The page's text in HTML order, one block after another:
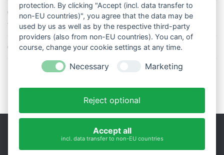
11 Dinge über den Luftdruck, die Sie garantiert noch nicht alle
wussten
Blitzstatistik Europa: Wo gewittert es am meisten?
protection. By clicking "Accept (incl. data transfer to
non-EU countries)", you agree that the data may be
used by us as well as by the respective third-party
providers (also from non-EU countries). You can, of
course, change your cookie settings at any time.
Necessary Marketing
Reject optional
Accept all
incl. data transfer to non-EU countries